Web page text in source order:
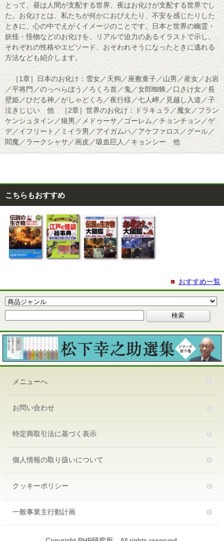
とって、昼は人間が支配する世界、夜はお化けが支配する世界でし
た。お化けとは、私たちが何かにおびえたり、不安を感じたりした
ときに、心の中でえがくイメージのことです。日本と世界の幽霊・
妖怪・怪物などのお化けを、リアルで迫力のあるイラストで示し、
それぞれの性格やエピソード、おそわれそうになったときに逃れる
方法なども紹介します。
［1章］日本のお化け：雪女／天狗／座敷童子／山男／産女／お岩
／平将門／のっぺらぼう／ろくろ首／鬼／女郎蜘蛛／口さけ女／長
壁姫／ひだる神／がしゃどくろ／夜行様／七人岬／見越し入道／子
泣きじじい 他 ［2章］世界のお化け：ドラキュラ／魔女／フラン
ケンシュタイン／狼男／メドゥーサ／ゴーレム／チョンチョン／ゲ
デ／イフリート／ミイラ男／アイガムハ／アケファロス／グール／
閻魔／ラークシャサ／画皮／吸血巨人／キョンシー 他
こちらもおすすめ
おすすめ一覧
メニューへ
お問い合わせ
特定商取引法に基づく表示
個人情報の取り扱いについて
クッキーポリシー
一般事業主行動計画